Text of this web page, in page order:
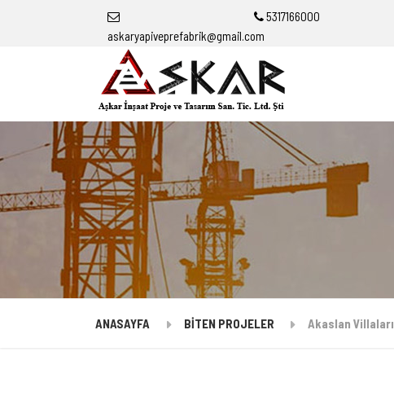
askaryapiveprefabrik@gmail.com
5317166000
ANASAYFA BİTEN PROJELER Akaslan Villaları